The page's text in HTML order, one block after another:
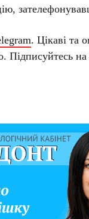
. Цікаві та
Підписуйтесь